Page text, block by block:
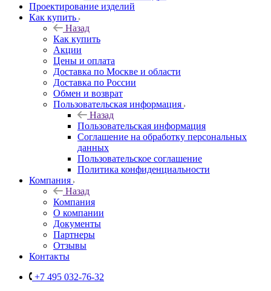
Проектирование изделий
Как купить
Назад
Как купить
Акции
Цены и оплата
Доставка по Москве и области
Доставка по России
Обмен и возврат
Пользовательская информация
Назад
Пользовательская информация
Соглашение на обработку персональных
данных
Пользовательское соглашение
Политика конфиденциальности
Компания
Назад
Компания
О компании
Документы
Партнеры
Отзывы
Контакты
+7 495 032-76-32